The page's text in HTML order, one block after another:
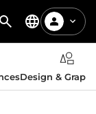
Design &